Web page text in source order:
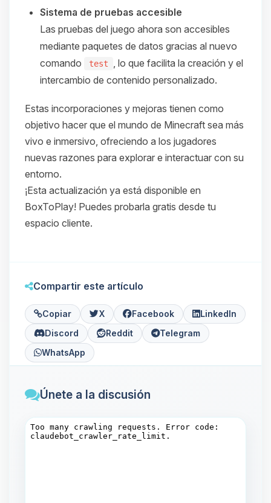
Sistema de pruebas accesible
Las pruebas del juego ahora son accesibles
mediante paquetes de datos gracias al nuevo
comando
test
, lo que facilita la creación y el
intercambio de contenido personalizado.​
Estas incorporaciones y mejoras tienen como
objetivo hacer que el mundo de Minecraft sea más
vivo e inmersivo, ofreciendo a los jugadores
nuevas razones para explorar e interactuar con su
entorno.
¡Esta actualización ya está disponible en
BoxToPlay! Puedes probarla gratis desde tu
espacio cliente.
Compartir este artículo
Copiar X Facebook
LinkedIn
Discord
Reddit
Telegram
WhatsApp
Únete a la discusión